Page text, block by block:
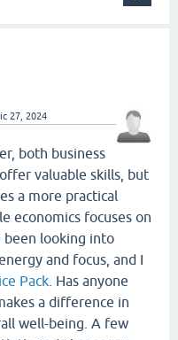
27, 2024
both business
valuable skills, but
a more practical
economics focuses on
been looking into
and focus, and I
Pack . Has anyone
a difference in
well-being. A few